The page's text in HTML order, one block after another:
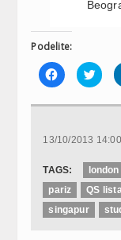
Podelite:
Click
to
share
Facebook
new
Click
to
new
13/10/2013 14:00
TAGS: london
pariz
QS
singapur